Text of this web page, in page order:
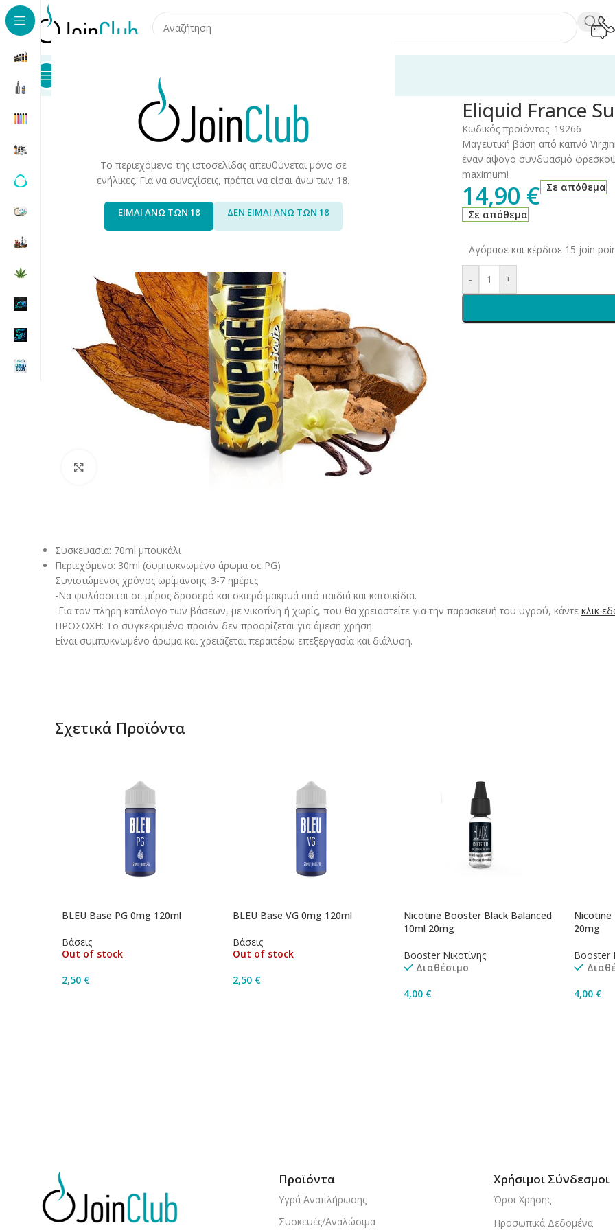
Το περιεχόμενο της ιστοσελίδας απευθύνεται μόνο σε
ενήλικες. Για να συνεχίσεις, πρέπει να είσαι άνω των 18.
ΕΙΜΑΙ ΑΝΩ ΤΩΝ 18 ΔΕΝ ΕΙΜΑΙ ΑΝΩ ΤΩΝ 18
Καταστήματα
Υγρά Αναπλήρωσης
Eliquid France
Κωδικός προϊόντος: 19266
Μαγευτική βάση από καπνό
έναν άψογο συνδυασμό
maximum!
14,90 € Σε απόθεμα
Σε απόθεμα
Αγόρασε και κέρδισε 15 join
- +
Συσκευασία: 70ml μπουκάλι
Περιεχόμενο: 30ml (συμπυκνωμένο άρωμα σε PG)
Συνιστώμενος χρόνος ωρίμανσης: 3-7 ημέρες
-Να φυλάσσεται σε μέρος δροσερό και σκιερό μακρυά από παιδιά και κατοικίδια.
-Για τον πλήρη κατάλογο των βάσεων, με νικοτίνη ή χωρίς, που θα χρειαστείτε για την παρασκευή του υγρού, κάντε κλικ
ΠΡΟΣΟΧΗ: Το συγκεκριμένο προϊόν δεν προορίζεται για άμεση χρήση.
Είναι συμπυκνωμένο άρωμα και χρειάζεται περαιτέρω επεξεργασία και διάλυση.
Σχετικά Προϊόντα
BLEU Base PG 0mg 120ml
Βάσεις
Out of stock
2,50 €
BLEU Base VG 0mg 120ml
Βάσεις
Out of stock
2,50 €
Nicotine Booster Black Balanced
10ml 20mg
Booster Νικοτίνης
Διαθέσιμο
4,00 €
Nicotine
20mg
Booster
4,00 €
Προϊόντα
Υγρά Αναπλήρωσης
Συσκευές/Αναλώσιμα
Χρήσιμοι Σύνδεσμοι
Όροι Χρήσης
Προσωπικά Δεδομένα